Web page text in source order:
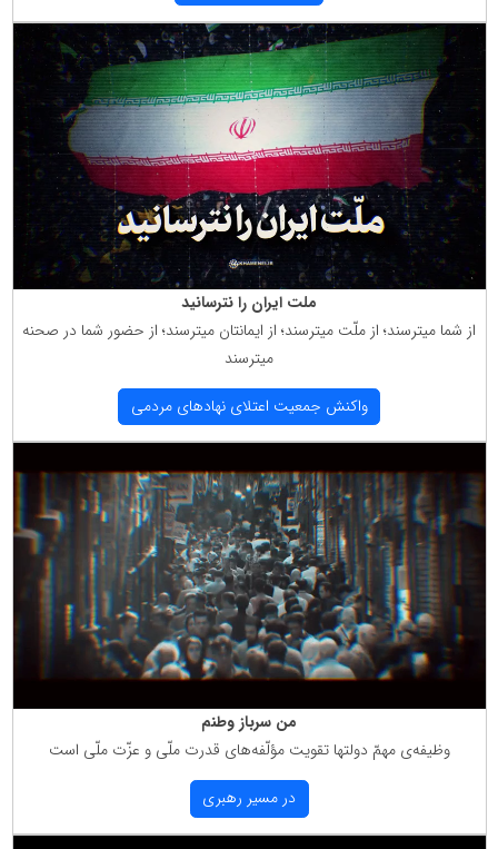
ملت ایران را نترسانید
از شما میترسند؛ از ملّت میترسند؛ از ایمانتان میترسند؛ از حضور شما در صحنه
میترسند
واكنش جمعیت اعتلای نهادهای مردمی
من سرباز وطنم
وظیفه‌ی مهمّ دولتها تقویت مؤلّفه‌های قدرت ملّی و عزّت ملّی است
در مسیر رهبری